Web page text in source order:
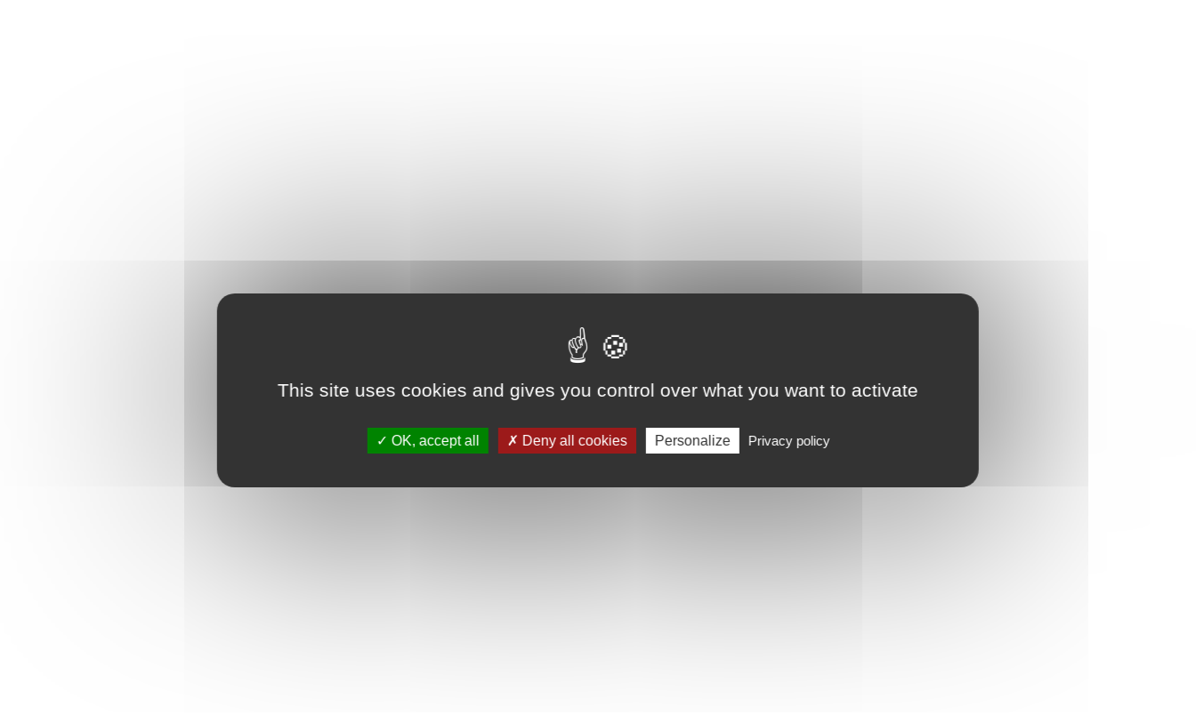
This site uses cookies and gives you control over what you want to activate
OK, accept all Deny all cookies Personalize Privacy policy